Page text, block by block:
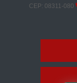
CEP: 08311-080